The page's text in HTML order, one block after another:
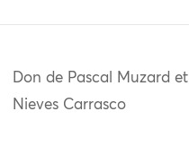
Don de Pascal Muzard et
Nieves Carrasco